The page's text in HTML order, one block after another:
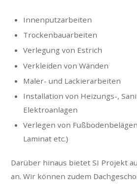
Innenputzarbeiten
Trockenbauarbeiten
Verlegung von Estrich
Verkleiden von Wänden
Maler- und Lackierarbeiten
Installation von Heizungs-,
Elektroanlagen
Verlegen von
Laminat etc.)
Darüber hinaus bietet SI Projekt
an. Wir können zudem